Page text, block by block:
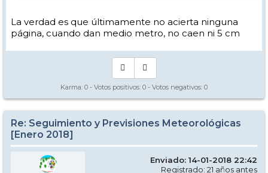
La verdad es que últimamente no acierta ninguna
página, cuando dan medio metro, no caen ni 5 cm
Karma: 0 - Votos positivos: 0 - Votos negativos: 0
Re: Seguimiento y Previsiones Meteorológicas
[Enero 2018]
Enviado: 14-01-2018 22:42
Registrado: 21 años antes